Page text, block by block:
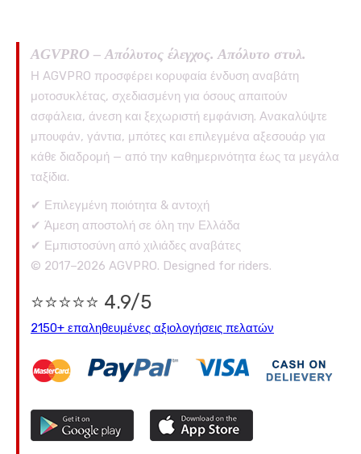
AGVPRO – Απόλυτος έλεγχος. Απόλυτο στυλ.
Η AGVPRO προσφέρει κορυφαία ένδυση αναβάτη
μοτοσυκλέτας, σχεδιασμένη για όσους απαιτούν
ασφάλεια, άνεση και ξεχωριστή εμφάνιση. Ανακαλύψτε
μπουφάν, γάντια, μπότες και επιλεγμένα αξεσουάρ για
κάθε διαδρομή — από την καθημερινότητα έως τα μεγάλα
ταξίδια.
✔ Επιλεγμένη ποιότητα & αντοχή
✔ Άμεση αποστολή σε όλη την Ελλάδα
✔ Εμπιστοσύνη από χιλιάδες αναβάτες
© 2017–2026 AGVPRO. Designed for riders.
⭐⭐⭐⭐⭐ 4.9/5
2150+ επαληθευμένες αξιολογήσεις πελατών